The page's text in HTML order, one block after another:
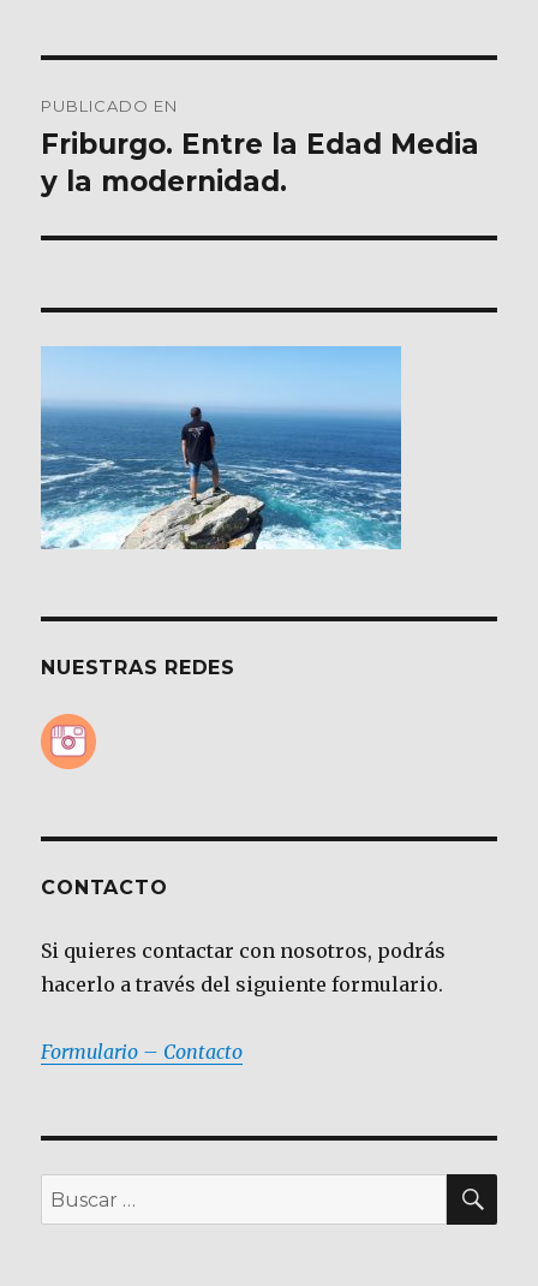
de
entradas
PUBLICADO EN
Friburgo. Entre la Edad Media
y la modernidad.
NUESTRAS REDES
CONTACTO
Si quieres contactar con nosotros, podrás
hacerlo a través del siguiente formulario.
Formulario – Contacto
Buscar
por: